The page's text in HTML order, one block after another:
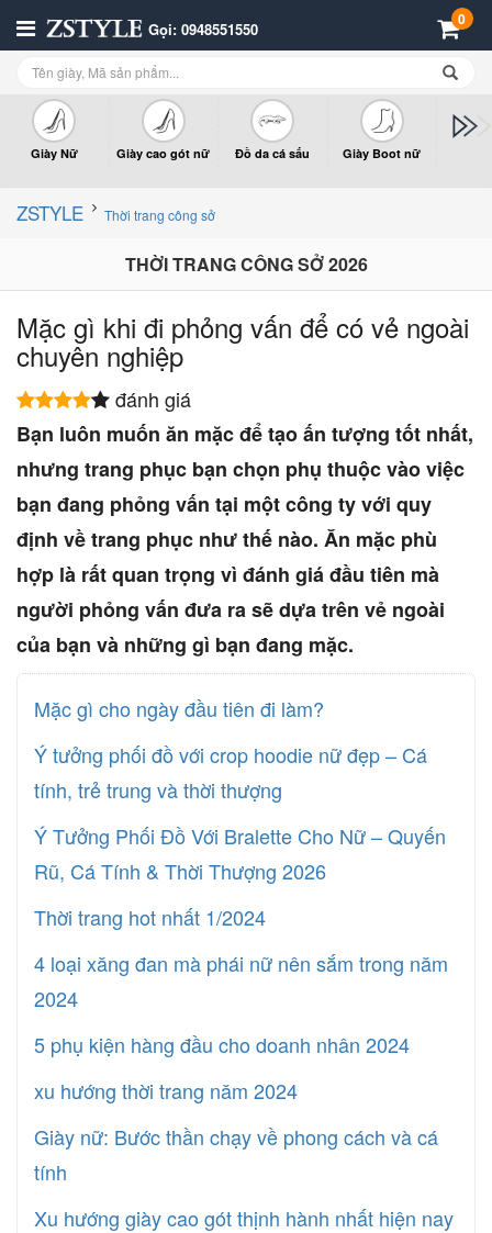
Gọi: 0948551550 0
Giày Nữ Giày cao gót nữ Đồ da cá sấu Giày Boot nữ
ZSTYLE Thời trang công sở
THỜI TRANG CÔNG SỞ 2026
Mặc gì khi đi phỏng vấn để có vẻ ngoài
chuyên nghiệp
đánh giá
Bạn luôn muốn ăn mặc để tạo ấn tượng tốt nhất,
nhưng trang phục bạn chọn phụ thuộc vào việc
bạn đang phỏng vấn tại một công ty với quy
định về trang phục như thế nào. Ăn mặc phù
hợp là rất quan trọng vì đánh giá đầu tiên mà
người phỏng vấn đưa ra sẽ dựa trên vẻ ngoài
của bạn và những gì bạn đang mặc.
Mặc gì cho ngày đầu tiên đi làm?
Ý tưởng phối đồ với crop hoodie nữ đẹp – Cá
tính, trẻ trung và thời thượng
Ý Tưởng Phối Đồ Với Bralette Cho Nữ – Quyến
Rũ, Cá Tính & Thời Thượng 2026
Thời trang hot nhất 1/2024
4 loại xăng đan mà phái nữ nên sắm trong năm
2024
5 phụ kiện hàng đầu cho doanh nhân 2024
xu hướng thời trang năm 2024
Giày nữ: Bước thần chạy về phong cách và cá
tính
Xu hướng giày cao gót thịnh hành nhất hiện nay